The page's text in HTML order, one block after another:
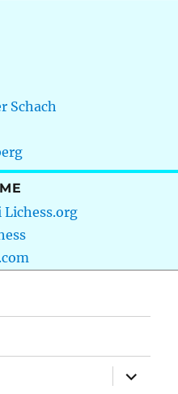
Schach
öffnen